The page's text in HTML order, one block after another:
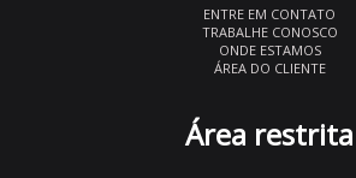
ENTRE EM CONTATO
TRABALHE CONOSCO
ONDE ESTAMOS
ÁREA DO CLIENTE
Área restrita